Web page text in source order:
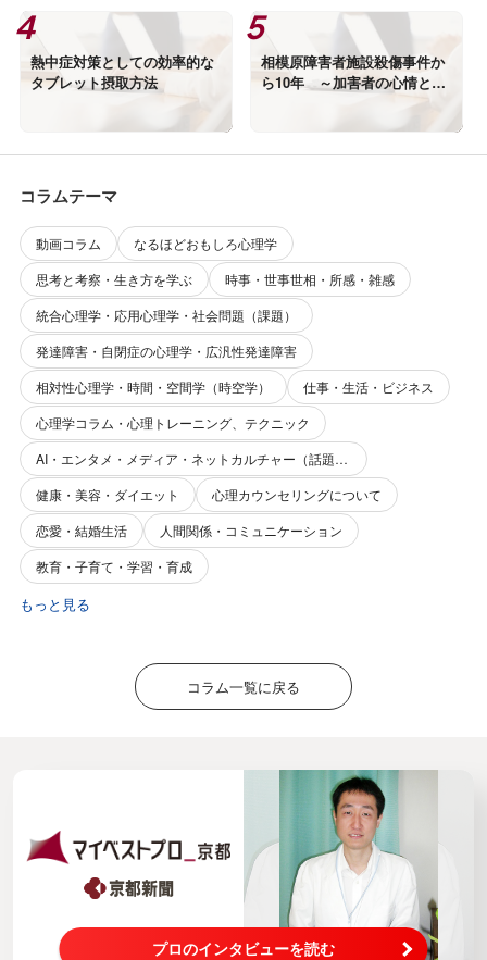
熱中症対策としての効率的な
タブレット摂取方法
相模原障害者施設殺傷事件か
ら10年 ～加害者の心情と優
コラムテーマ
動画コラム
なるほどおもしろ心理学
思考と考察・生き方を学ぶ
時事・世事世相・所感・雑感
統合心理学・応用心理学・社会問題（課題）
発達障害・自閉症の心理学・広汎性発達障害
相対性心理学・時間・空間学（時空学）
仕事・生活・ビジネス
心理学コラム・心理トレーニング、テクニック
AI・エンタメ・メディア・ネットカルチャー（話題性・関心事）
健康・美容・ダイエット
心理カウンセリングについて
恋愛・結婚生活
人間関係・コミュニケーション
教育・子育て・学習・育成
もっと見る
コラム一覧に戻る
プロのインタビューを読む